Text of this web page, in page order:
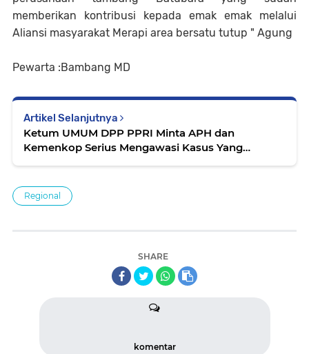
memberikan kontribusi kepada emak emak melalui
Aliansi masyarakat Merapi area bersatu tutup " Agung
Pewarta :Bambang MD
Artikel Selanjutnya
Ketum UMUM DPP PPRI Minta APH dan
Kemenkop Serius Mengawasi Kasus Yang
Regional
SHARE
komentar